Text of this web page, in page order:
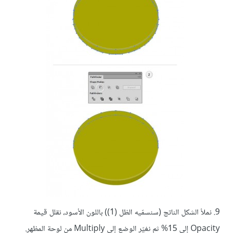
9. نملأ الشكل الناتج (سنسمّيه الظل (1)) باللون الأسود، نقلل قيمة
Opacity إلى 15% ثم نغيّر الوضع إلى Multiply من لوحة المظهر.